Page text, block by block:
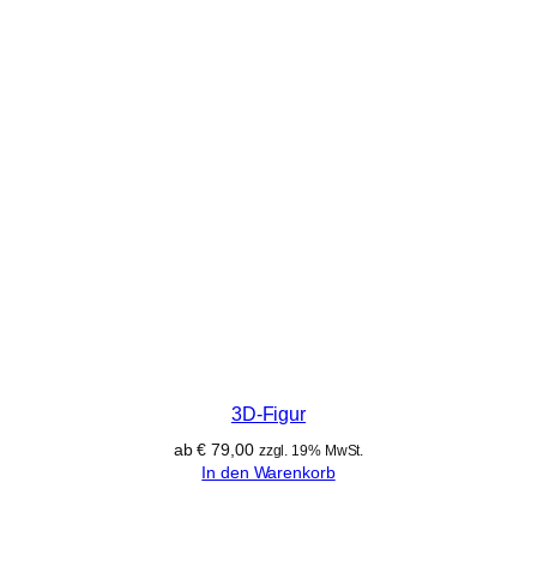
3D-Figur
ab€ 79,00 zzgl. 19% MwSt.
In den Warenkorb